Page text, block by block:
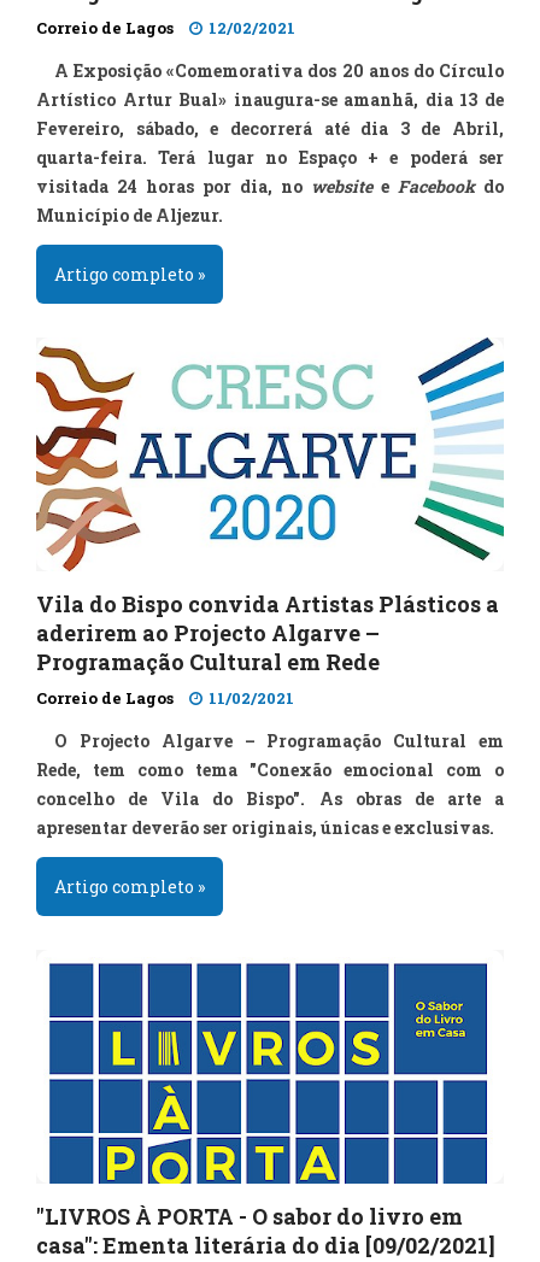
Correio de Lagos 12/02/2021
A Exposição «Comemorativa dos 20 anos do Círculo
Artístico Artur Bual» inaugura-se amanhã, dia 13 de
Fevereiro, sábado, e decorrerá até dia 3 de Abril,
quarta-feira. Terá lugar no Espaço + e poderá ser
visitada 24 horas por dia, no websitee Facebookdo
Município de Aljezur.
Artigo completo »
Vila do Bispo convida Artistas Plásticos a
aderirem ao Projecto Algarve –
Programação Cultural em Rede
Correio de Lagos 11/02/2021
O Projecto Algarve – Programação Cultural em
Rede, tem como tema "Conexão emocional com o
concelho de Vila do Bispo". As obras de arte a
apresentar deverão ser originais, únicas e exclusivas.
Artigo completo »
"LIVROS À PORTA - O sabor do livro em
casa": Ementa literária do dia [09/02/2021]